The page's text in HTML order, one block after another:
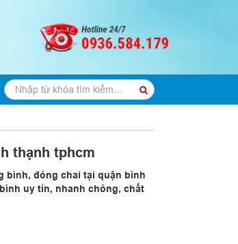
thạnh tphcm
bình, đóng chai tại quận bình
uy tín, nhanh chóng, chất